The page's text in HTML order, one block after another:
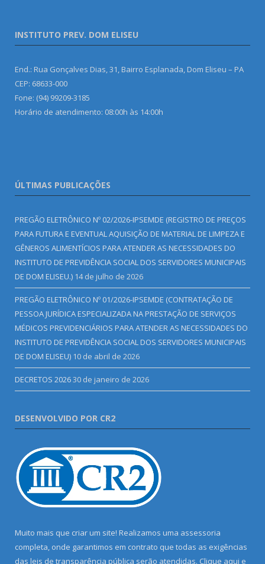
INSTITUTO PREV. DOM ELISEU
End.: Rua Gonçalves Dias, 31, Bairro Esplanada, Dom Eliseu – PA
CEP: 68633-000
Fone: (94) 99209-3185
Horário de atendimento: 08:00h às 14:00h
ÚLTIMAS PUBLICAÇÕES
PREGÃO ELETRÔNICO Nº 02/2026-IPSEMDE (REGISTRO DE PREÇOS
PARA FUTURA E EVENTUAL AQUISIÇÃO DE MATERIAL DE LIMPEZA E
GÊNEROS ALIMENTÍCIOS PARA ATENDER AS NECESSIDADES DO
INSTITUTO DE PREVIDÊNCIA SOCIAL DOS SERVIDORES MUNICIPAIS
DE DOM ELISEU.) 14 de julho de 2026
PREGÃO ELETRÔNICO Nº 01/2026-IPSEMDE (CONTRATAÇÃO DE
PESSOA JURÍDICA ESPECIALIZADA NA PRESTAÇÃO DE SERVIÇOS
MÉDICOS PREVIDENCIÁRIOS PARA ATENDER AS NECESSIDADES DO
INSTITUTO DE PREVIDÊNCIA SOCIAL DOS SERVIDORES MUNICIPAIS
DE DOM ELISEU) 10 de abril de 2026
DECRETOS 202630 de janeiro de 2026
DESENVOLVIDO POR CR2
Muito mais que criar um site! Realizamos uma assessoria
completa, onde garantimos em contrato que todas as exigências
das leis de transparência pública serão atendidas. Clique aqui e